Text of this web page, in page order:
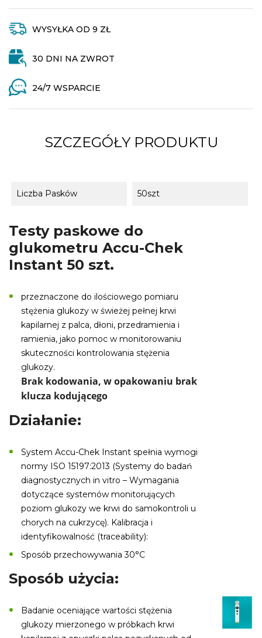
WYSYŁKA OD 9 ZŁ
30 DNI NA ZWROT
24/7 WSPARCIE
SZCZEGÓŁY PRODUKTU
Liczba Pasków 50szt
Testy paskowe do
glukometru Accu-Chek
Instant 50 szt.
przeznaczone do ilościowego pomiaru
stężenia glukozy w świeżej pełnej krwi
kapilarnej z palca, dłoni, przedramienia i
ramienia, jako pomoc w monitorowaniu
skuteczności kontrolowania stężenia
glukozy.
Brak kodowania, w opakowaniu brak
klucza kodującego
Działanie:
System Accu-Chek Instant spełnia wymogi
normy ISO 15197:2013 (Systemy do badań
diagnostycznych in vitro – Wymagania
dotyczące systemów monitorujących
poziom glukozy we krwi do samokontroli u
chorych na cukrzycę). Kalibracja i
identyfikowalność (traceability):
Sposób przechowywania 30°C
Sposób użycia:
Badanie oceniające wartości stężenia
glukozy mierzonego w próbkach krwi